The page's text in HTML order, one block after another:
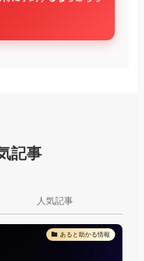
記事
人気記事
あると助かる情報